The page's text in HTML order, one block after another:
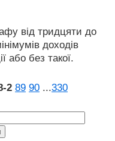
від тридцяти до
доходів
або без такої.
89 90 ...330